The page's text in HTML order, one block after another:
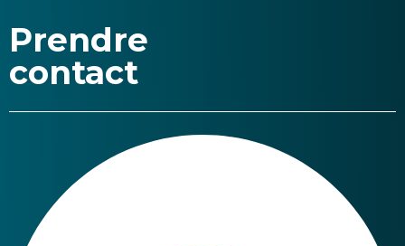
Prendre
contact